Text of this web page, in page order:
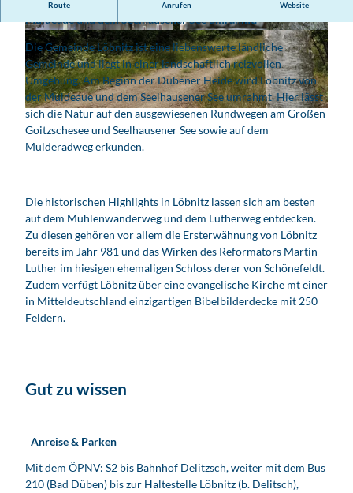
© www.siesing.de/, Wolfgang Siesing
K
i
r
c
h
e
i
n
#
2
4
6
;
b
n
i
L
u
t
h
e
r
w
e
i
L
&
#
2
4
Route Anrufen Website
Am Beginn der Dübener Heide wird Löbnitz von der
Muldeaue und dem Seelhausener See umrahmt.
Die Gemeinde Löbnitz ist eine liebenswerte ländliche
Gemeinde und liegt in einer landschaftlich reizvollen
Umgebung. Am Beginn der Dübener Heide wird Löbnitz von
der Muldeaue und dem Seelhausener See umrahmt. Hier lässt
sich die Natur auf den ausgewiesenen Rundwegen am Großen
Goitzschesee und Seelhausener See sowie auf dem
Mulderadweg erkunden.
Die historischen Highlights in Löbnitz lassen sich am besten
auf dem Mühlenwanderweg und dem Lutherweg entdecken.
Zu diesen gehören vor allem die Ersterwähnung von Löbnitz
bereits im Jahr 981 und das Wirken des Reformators Martin
Luther im hiesigen ehemaligen Schloss derer von Schönefeldt.
Zudem verfügt Löbnitz über eine evangelische Kirche mt einer
in Mitteldeutschland einzigartigen Bibelbilderdecke mit 250
Feldern.
Gut zu wissen
Anreise & Parken
Mit dem ÖPNV: S2 bis Bahnhof Delitzsch, weiter mit dem Bus
210 (Bad Düben) bis zur Haltestelle Löbnitz (b. Delitsch),